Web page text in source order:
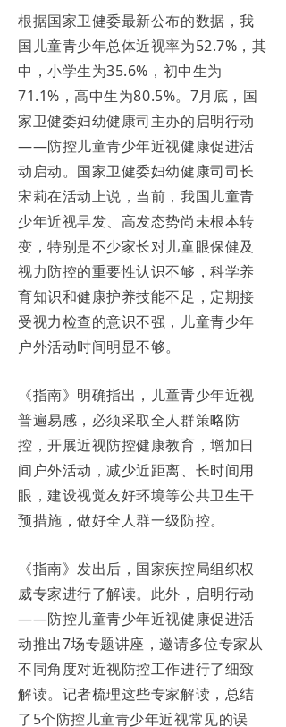
根据国家卫健委最新公布的数据，我
国儿童青少年总体近视率为52.7%，其
中，小学生为35.6%，初中生为
71.1%，高中生为80.5%。7月底，国
家卫健委妇幼健康司主办的启明行动
——防控儿童青少年近视健康促进活
动启动。国家卫健委妇幼健康司司长
宋莉在活动上说，当前，我国儿童青
少年近视早发、高发态势尚未根本转
变，特别是不少家长对儿童眼保健及
视力防控的重要性认识不够，科学养
育知识和健康护养技能不足，定期接
受视力检查的意识不强，儿童青少年
户外活动时间明显不够。
《指南》明确指出，儿童青少年近视
普遍易感，必须采取全人群策略防
控，开展近视防控健康教育，增加日
间户外活动，减少近距离、长时间用
眼，建设视觉友好环境等公共卫生干
预措施，做好全人群一级防控。
《指南》发出后，国家疾控局组织权
威专家进行了解读。此外，启明行动
——防控儿童青少年近视健康促进活
动推出7场专题讲座，邀请多位专家从
不同角度对近视防控工作进行了细致
解读。记者梳理这些专家解读，总结
了5个防控儿童青少年近视常见的误